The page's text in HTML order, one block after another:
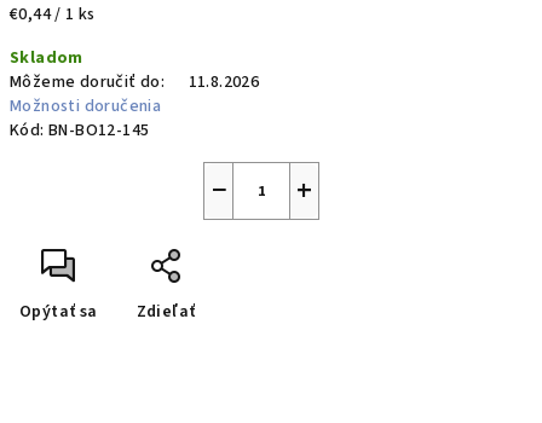
Jednotková
€0,44 / 1 ks
Skladom
Môžeme doručiť do:
11.8.2026
Možnosti doručenia
Kód: BN-BO12-145
+
−
Opýtať sa Zdieľať